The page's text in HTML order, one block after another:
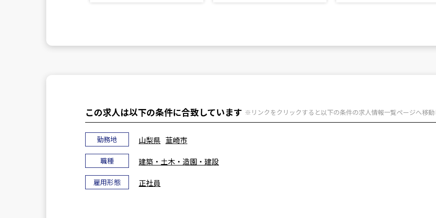
この求人は以下の条件に合致しています ※リンクをクリックすると以下の条件の求人情報一覧ページへ移動
勤務地 山梨県 韮崎市
職種 建築・土木・造園・建設
雇用形態 正社員